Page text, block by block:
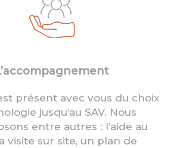
présent avec vous du choix
jusqu’au SAV. Nous
entre autres : l’aide au
visite sur site, un plan de